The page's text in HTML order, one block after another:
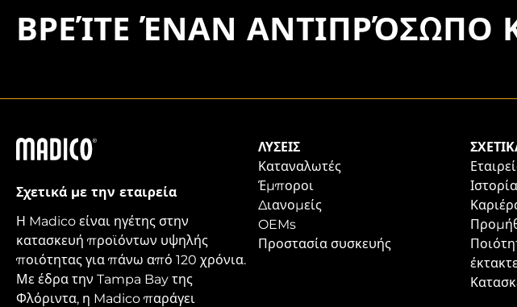
ΒΡΕΊΤΕ ΈΝΑΝ ΑΝΤΙΠΡΌΣΩΠΟ
Madico
Σχετικά με την εταιρεία
Η Madico είναι ηγέτης στην
κατασκευή προϊόντων υψηλής
ποιότητας για πάνω από 120 χρόνια.
Με έδρα την Tampa Bay της
Φλόριντα, η Madico παράγει
ΛΎΣΕΙΣ
Καταναλωτές
Έμποροι
Διανομείς
OEMs
Προστασία συσκευής
Ιστορία